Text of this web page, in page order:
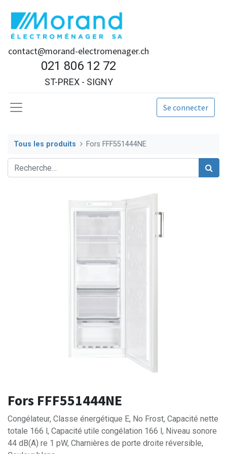
contact@morand-electromenager.ch
021 806 12 72
ST-PREX - SIGNY
Se connecter
Tous les produits Fors FFF551444NE
Fors FFF551444NE
Congélateur, Classe énergétique E, No Frost, Capacité nette
totale 166 l, Capacité utile congélation 166 l, Niveau sonore
44 dB(A) re 1 pW, Charnières de porte droite réversible,